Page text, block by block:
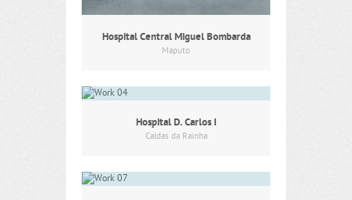
Hospital Central Miguel Bombarda
Maputo
Hospital D. Carlos I
Caldas da Rainha